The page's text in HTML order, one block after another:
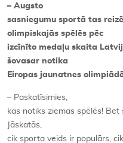
– Augsto
sasniegumu sportā tas
olimpiskajās spēlēs pēc
izcīnīto medaļu skaita
šovasar notika
Eiropas jaunatnes
– Paskatīsimies,
kas notiks ziemas spēlēs!
Jāskatās,
cik sporta veids ir populārs,